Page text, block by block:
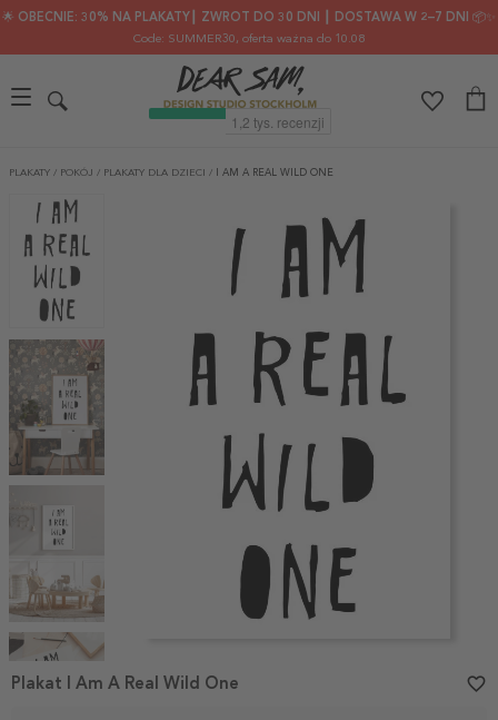
🌟 OBECNIE: 30% NA PLAKATY┃ ZWROT DO 30 DNI ┃ DOSTAWA W 2–7 DNI 📦✨
Code: SUMMER30, oferta ważna do 10.08
PLAKATY / POKÓJ / PLAKATY DLA DZIECI / I AM A REAL WILD ONE
1
Plakat I Am A Real Wild One favorite_border